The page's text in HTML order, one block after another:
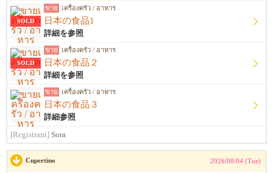
SOLD
ขาย เครื่องครัว / อาหาร
日本の食品1
詳細を参照
SOLD
ขาย เครื่องครัว / อาหาร
日本の食品２
詳細を参照
ขาย เครื่องครัว / อาหาร
日本の食品３
詳細参照
[Registrant] Sora
Cupertino 2026/08/04 (Tue)